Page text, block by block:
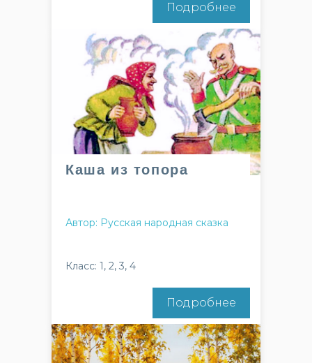
Подробнее
Каша из топора
Автор: Русская народная сказка
Класс: 1, 2, 3, 4
Подробнее